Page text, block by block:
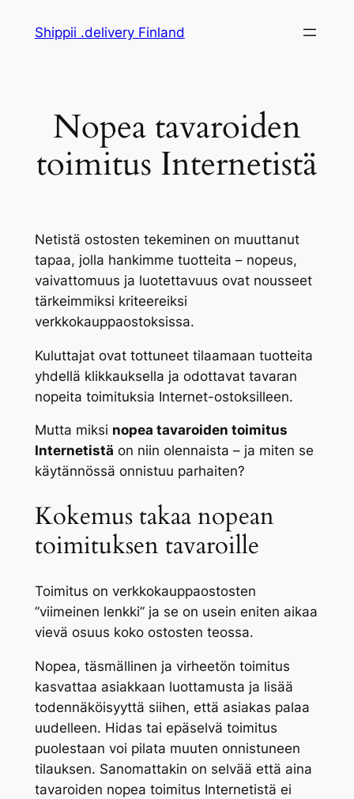
sisältöön
Shippii .delivery Finland
Nopea tavaroiden
toimitus Internetistä
Netistä ostosten tekeminen on muuttanut
tapaa, jolla hankimme tuotteita – nopeus,
vaivattomuus ja luotettavuus ovat nousseet
tärkeimmiksi kriteereiksi
verkkokauppaostoksissa.
Kuluttajat ovat tottuneet tilaamaan tuotteita
yhdellä klikkauksella ja odottavat tavaran
nopeita toimituksia Internet-ostoksilleen.
Mutta miksi nopea tavaroiden toimitus
Internetistä on niin olennaista – ja miten se
käytännössä onnistuu parhaiten?
Kokemus takaa nopean
toimituksen tavaroille
Toimitus on verkkokauppaostosten
”viimeinen lenkki” ja se on usein eniten aikaa
vievä osuus koko ostosten teossa.
Nopea, täsmällinen ja virheetön toimitus
kasvattaa asiakkaan luottamusta ja lisää
todennäköisyyttä siihen, että asiakas palaa
uudelleen. Hidas tai epäselvä toimitus
puolestaan voi pilata muuten onnistuneen
tilauksen. Sanomattakin on selvää että aina
tavaroiden nopea toimitus Internetistä ei